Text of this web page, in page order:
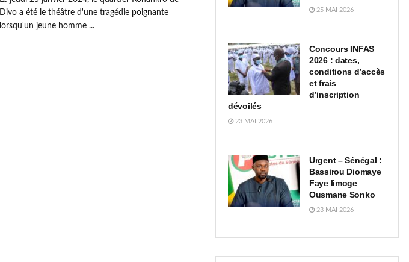
Divo a été le théâtre d'une tragédie poignante
lorsqu'un jeune homme ...
25 MAI 2026
Concours INFAS
2026 : dates,
conditions d’accès
et frais
d’inscription
dévoilés
23 MAI 2026
Urgent – Sénégal :
Bassirou Diomaye
Faye limoge
Ousmane Sonko
23 MAI 2026